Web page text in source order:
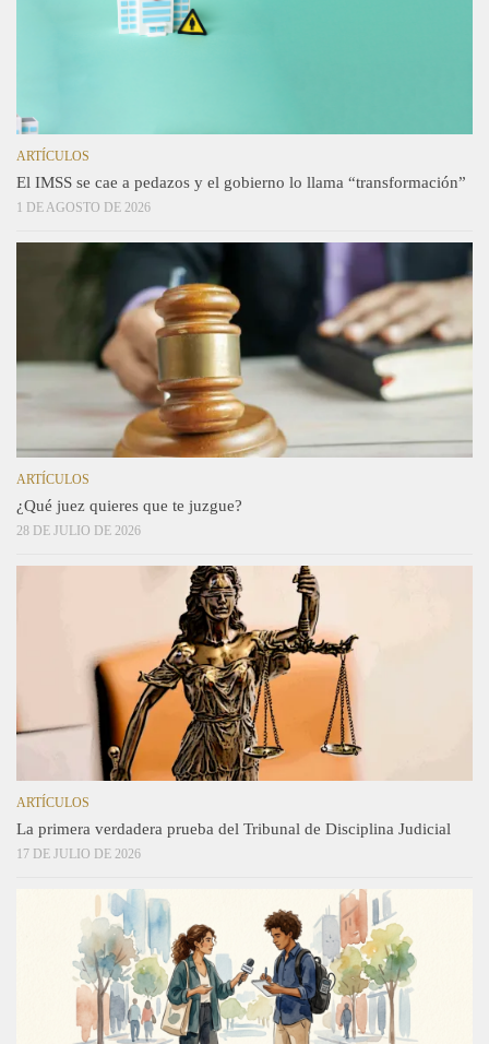
ARTÍCULOS
El IMSS se cae a pedazos y el gobierno lo llama “transformación”
1 DE AGOSTO DE 2026
ARTÍCULOS
¿Qué juez quieres que te juzgue?
28 DE JULIO DE 2026
ARTÍCULOS
La primera verdadera prueba del Tribunal de Disciplina Judicial
17 DE JULIO DE 2026